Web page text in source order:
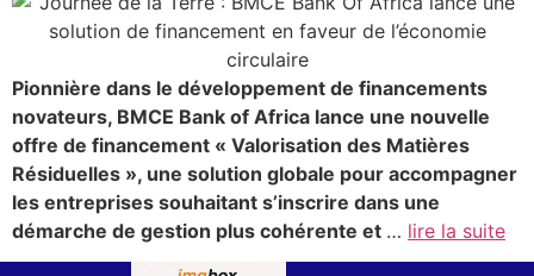
Pionnière dans le développement de financements
novateurs, BMCE Bank of Africa lance une nouvelle
offre de financement « Valorisation des Matières
Résiduelles », une solution globale pour accompagner
les entreprises souhaitant s’inscrire dans une
démarche de gestion plus cohérente et … lire la suite